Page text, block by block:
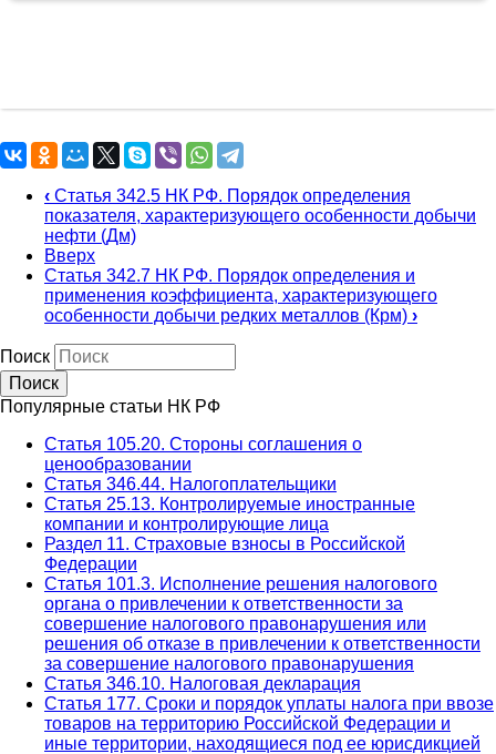
‹ Статья 342.5 НК РФ. Порядок определения
показателя, характеризующего особенности добычи
нефти (Дм)
Вверх
Статья 342.7 НК РФ. Порядок определения и
применения коэффициента, характеризующего
особенности добычи редких металлов (Крм) ›
Поиск
Популярные статьи НК РФ
Статья 105.20. Стороны соглашения о
ценообразовании
Статья 346.44. Налогоплательщики
Статья 25.13. Контролируемые иностранные
компании и контролирующие лица
Раздел 11. Страховые взносы в Российской
Федерации
Статья 101.3. Исполнение решения налогового
органа о привлечении к ответственности за
совершение налогового правонарушения или
решения об отказе в привлечении к ответственности
за совершение налогового правонарушения
Статья 346.10. Налоговая декларация
Статья 177. Сроки и порядок уплаты налога при ввозе
товаров на территорию Российской Федерации и
иные территории, находящиеся под ее юрисдикцией